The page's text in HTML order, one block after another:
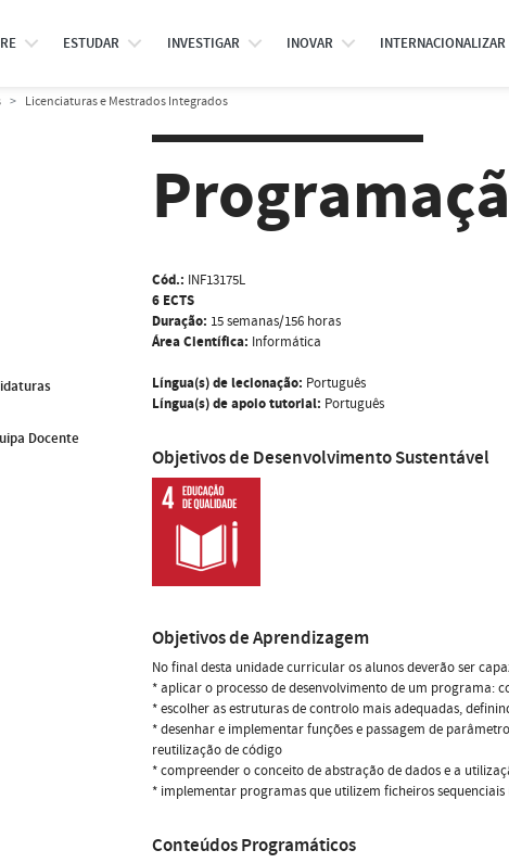
ESTUDAR INVESTIGAR INOVAR INTERNACIONALIZAR
Licenciaturas e Mestrados Integrados
Docente
Cód.: INF13175L
6 ECTS
Duração: 15 semanas/156 horas
Área Científica: Informática
Língua(s) de lecionação: Português
Língua(s) de apoio tutorial: Português
Objetivos de Desenvolvimento Sustentável
Objetivos de Aprendizagem
No final desta unidade curricular os alunos deverão ser
* aplicar o processo de desenvolvimento de um
* escolher as estruturas de controlo mais adequadas,
* desenhar e implementar funções e passagem de
reutilização de código
* compreender o conceito de abstração de dados e a
* implementar programas que utilizem ficheiros sequenciais
Conteúdos Programáticos